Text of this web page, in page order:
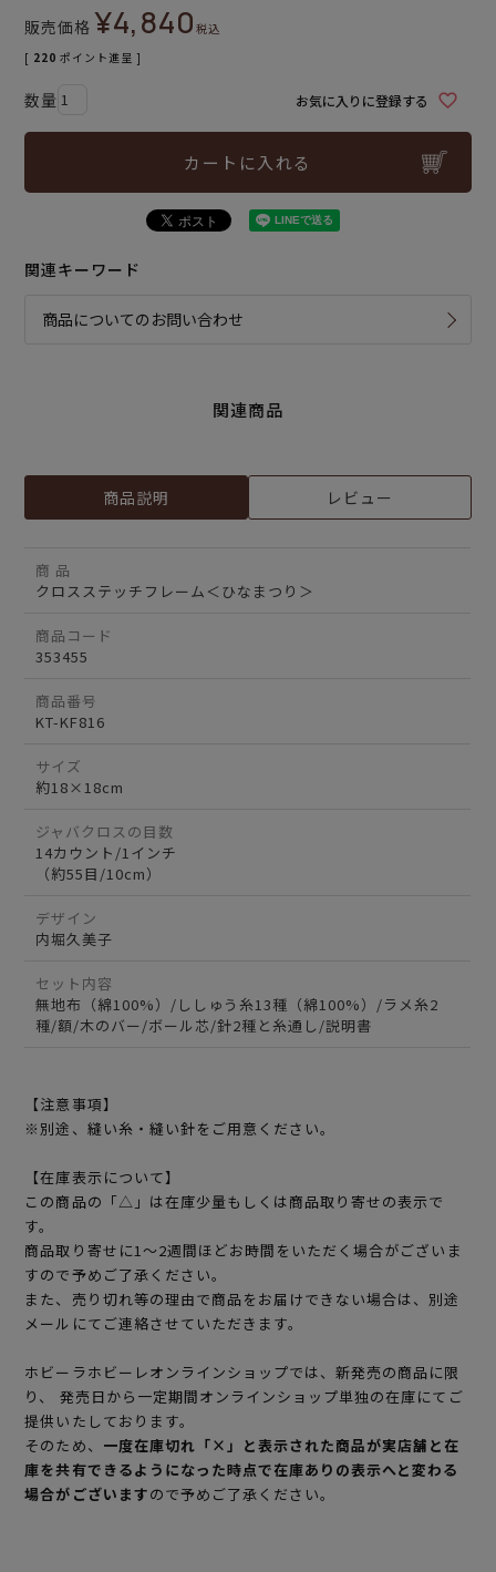
販売価格 ¥4,840税込
[ 220 ポイント進呈 ]
お気に入りに登録する
カートに入れる
関連キーワード
商品についてのお問い合わせ
関連商品
商品説明 レビュー
商 品
クロスステッチフレーム＜ひなまつり＞
商品コード
353455
商品番号
KT-KF816
サイズ
約18×18cm
ジャバクロスの目数
14カウント/1インチ
（約55目/10cm）
デザイン
内堀久美子
セット内容
無地布（綿100%）/ししゅう糸13種（綿100%）/ラメ糸2
種/額/木のバー/ボール芯/針2種と糸通し/説明書
【注意事項】
※別途、縫い糸・縫い針をご用意ください。
【在庫表示について】
この商品の「△」は在庫少量もしくは商品取り寄せの表示で
す。
商品取り寄せに1～2週間ほどお時間をいただく場合がございま
すので予めご了承ください。
また、売り切れ等の理由で商品をお届けできない場合は、別途
メールにてご連絡させていただきます。
ホビーラホビーレオンラインショップでは、新発売の商品に限
り、 発売日から一定期間オンラインショップ単独の在庫にてご
提供いたしております。
そのため、 一度在庫切れ「×」と表示された商品が実店舗と在
庫を共有できるようになった時点で在庫ありの表示へと変わる
場合がございますので予めご了承ください。